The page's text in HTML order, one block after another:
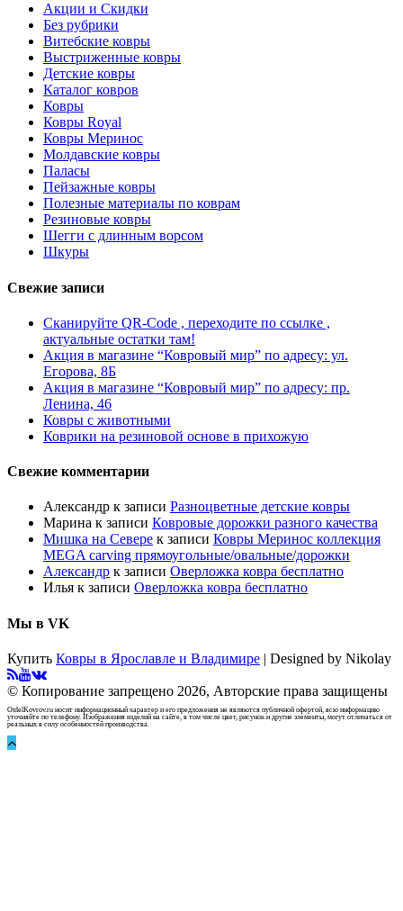
Акции и Скидки
Без рубрики
Витебские ковры
Выстриженные ковры
Детские ковры
Каталог ковров
Ковры
Ковры Royal
Ковры Меринос
Молдавские ковры
Паласы
Пейзажные ковры
Полезные материалы по коврам
Резиновые ковры
Шегги с длинным ворсом
Шкуры
Свежие записи
Сканируйте QR-Code , переходите по ссылке ,
актуальные остатки там!
Акция в магазине “Ковровый мир” по адресу: ул.
Егорова, 8Б
Акция в магазине “Ковровый мир” по адресу: пр.
Ленина, 46
Ковры с животными
Коврики на резиновой основе в прихожую
Свежие комментарии
Александр к записи Разноцветные детские ковры
Марина к записи Ковровые дорожки разного качества
Мишка на Севере к записи Ковры Меринос коллекция
MEGA carving прямоугольные/овальные/дорожки
Александр к записи Оверложка ковра бесплатно
Илья к записи Оверложка ковра бесплатно
Мы в VK
Купить Ковры в Ярославле и Владимире | Designed by Nikolay
© Копирование запрещено 2026, Авторские права защищены
OtdelKovrov.ru носит информационный характер и его предложения не являются публичной офертой, всю информацию
уточняйте по телефону. Изображения изделий на сайте, в том числе цвет, рисунок и другие элементы, могут отличаться от
реальных в силу особенностей производства.